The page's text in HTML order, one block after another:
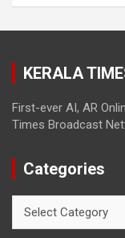
KERALA
First-ever AI, AR
Times Broadcast
Categories